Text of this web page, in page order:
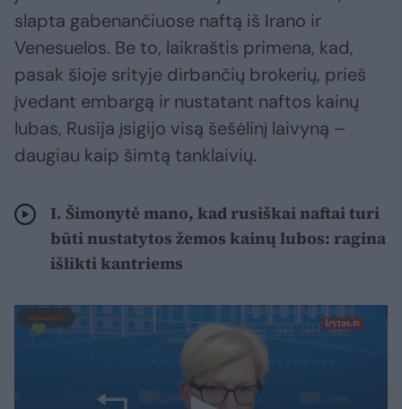
slapta gabenančiuose naftą iš Irano ir
Venesuelos. Be to, laikraštis primena, kad,
pasak šioje srityje dirbančių brokerių, prieš
įvedant embargą ir nustatant naftos kainų
lubas, Rusija įsigijo visą šešėlinį laivyną –
daugiau kaip šimtą tanklaivių.
I. Šimonytė mano, kad rusiškai naftai turi
būti nustatytos žemos kainų lubos: ragina
išlikti kantriems